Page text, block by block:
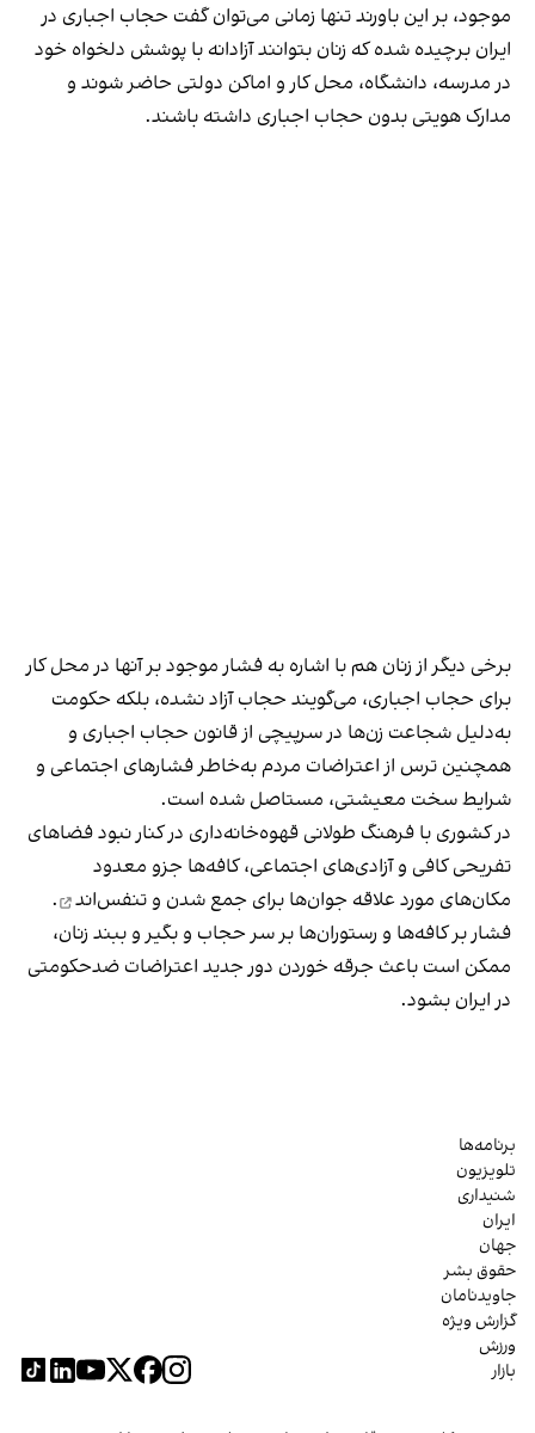
موجود، بر این باورند تنها زمانی می‌توان گفت حجاب اجباری در
ایران برچیده شده که زنان بتوانند آزادانه با پوشش دلخواه خود
در مدرسه، دانشگاه، محل کار و اماکن دولتی حاضر شوند و
مدارک هویتی بدون حجاب اجباری داشته باشند.
برخی دیگر از زنان هم با اشاره به فشار موجود بر آنها در محل کار
برای حجاب اجباری، می‌گویند حجاب آزاد نشده، بلکه حکومت
به‌دلیل شجاعت زن‌ها در سرپیچی از قانون حجاب اجباری و
همچنین ترس از اعتراضات مردم به‌خاطر فشارهای اجتماعی و
شرایط سخت معیشتی، مستاصل شده است.
در کشوری با فرهنگ طولانی قهوه‌‌خانه‌داری در کنار نبود فضاهای
تفریحی کافی و آزادی‌های اجتماعی، کافه‌ها جزو معدود
مکان‌های مورد علاقه جوان‌ها برای جمع شدن و تنفس‌اند
.
فشار بر کافه‌ها و رستوران‌ها بر سر حجاب و بگیر و ببند زنان،
ممکن است باعث جرقه خوردن دور جدید اعتراضات ضدحکومتی
در ایران بشود.
برنامه‌ها
تلویزیون
شنیداری
ایران
جهان
حقوق بشر
جاویدنامان
گزارش ویژه
ورزش
بازار